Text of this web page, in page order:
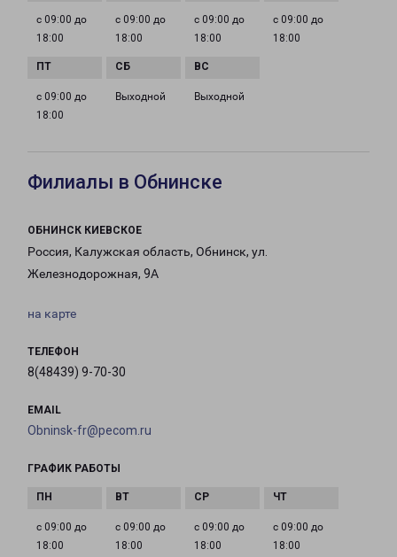
с 09:00 до
18:00
с 09:00 до
18:00
с 09:00 до
18:00
с 09:00 до
18:00
с 09:00 до
18:00
Выходной Выходной
Филиалы в Обнинске
ОБНИНСК КИЕВСКОЕ
Россия, Калужская область, Обнинск, ул.
Железнодорожная, 9А
на карте
ТЕЛЕФОН
8(48439) 9-70-30
EMAIL
Obninsk-fr@pecom.ru
ГРАФИК РАБОТЫ
с 09:00 до
18:00
с 09:00 до
18:00
с 09:00 до
18:00
с 09:00 до
18:00